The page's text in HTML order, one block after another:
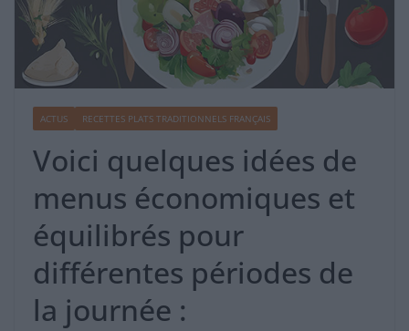
ACTUS RECETTES PLATS TRADITIONNELS FRANÇAIS
Voici quelques idées de
menus économiques et
équilibrés pour
différentes périodes de
la journée :